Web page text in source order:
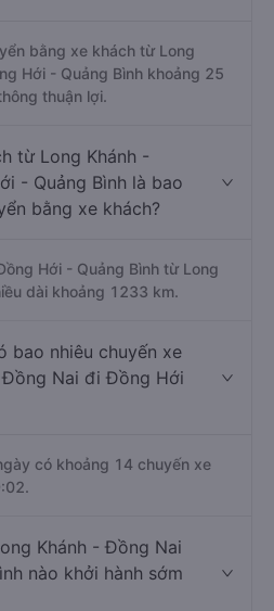
bằng xe khách từ Long
Hới - Quảng Bình khoảng 25
thuận lợi.
từ Long Khánh -
- Quảng Bình là bao
bằng xe khách?
Hới - Quảng Bình từ Long
dài khoảng 1233 km.
bao nhiêu chuyến xe
Đồng Nai đi Đồng Hới
có khoảng 14 chuyến xe
Khánh - Đồng Nai
nào khởi hành sớm